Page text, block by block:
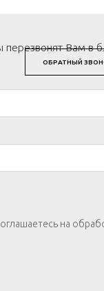
ОБРАТНЫЙ
перезвонят Вам в
на